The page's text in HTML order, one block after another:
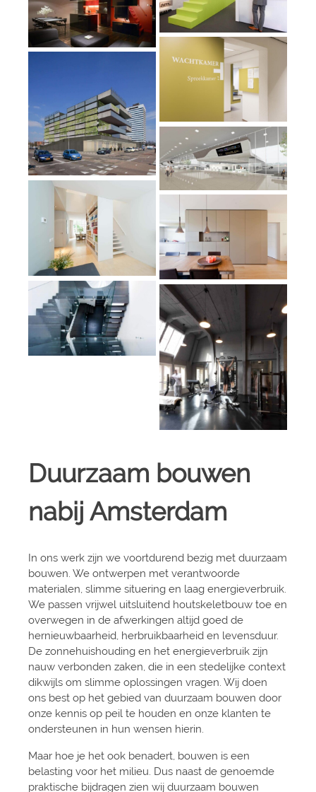
Duurzaam bouwen
nabij Amsterdam
In ons werk zijn we voortdurend bezig met duurzaam
bouwen. We ontwerpen met verantwoorde
materialen, slimme situering en laag energieverbruik.
We passen vrijwel uitsluitend houtskeletbouw toe en
overwegen in de afwerkingen altijd goed de
hernieuwbaarheid, herbruikbaarheid en levensduur.
De zonnehuishouding en het energieverbruik zijn
nauw verbonden zaken, die in een stedelijke context
dikwijls om slimme oplossingen vragen. Wij doen
ons best op het gebied van duurzaam bouwen door
onze kennis op peil te houden en onze klanten te
ondersteunen in hun wensen hierin.
Maar hoe je het ook benadert, bouwen is een
belasting voor het milieu. Dus naast de genoemde
praktische bijdragen zien wij duurzaam bouwen